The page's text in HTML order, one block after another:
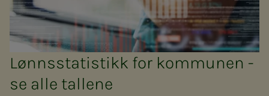
Lønnsstatistikk for kommunen -
se alle tallene